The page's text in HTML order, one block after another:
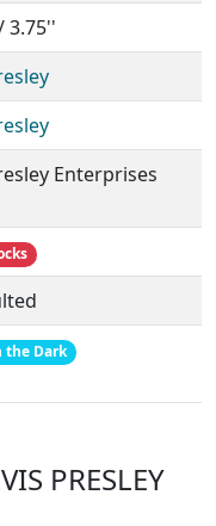
3.75''
Enterprises
the Dark
PRESLEY